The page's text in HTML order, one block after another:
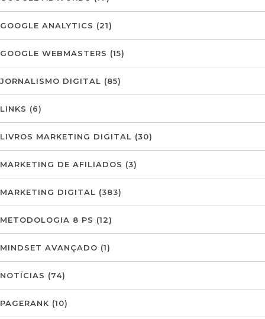
GOOGLE ANALYTICS (21)
GOOGLE WEBMASTERS (15)
JORNALISMO DIGITAL (85)
LINKS (6)
LIVROS MARKETING DIGITAL (30)
MARKETING DE AFILIADOS (3)
MARKETING DIGITAL (383)
METODOLOGIA 8 PS (12)
MINDSET AVANÇADO (1)
NOTÍCIAS (74)
PAGERANK (10)